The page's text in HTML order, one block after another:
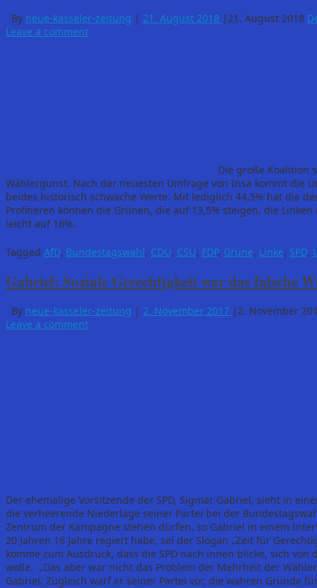
By neue-kasseler-zeitung | 21. August 2018 | 21. August 2018
Leave a comment
Die große Koalition
Wählergunst. Nach der neuesten Umfrage von Insa kommt die
beides historisch schwache Werte. Mit lediglich 44,5% hat die
Profitieren können die Grünen, die auf 13,5% steigen, die
leicht auf 16%.
Tagged AfD, Bundestagswahl, CDU, CSU, FDP, Grüne, Linke, SPD,
Gabriel: Soziale Gerechtigkeit war das falsche
By neue-kasseler-zeitung | 2. November 2017 |2. November
Leave a comment
Der ehemalige Vorsitzende der SPD, Sigmar Gabriel, sieht in
die verheerende Niederlage seiner Partei bei der
Zentrum der Kampagne stehen dürfen, so Gabriel in einem
20 Jahren 16 Jahre regiert habe, sei der Slogan „Zeit für
komme zum Ausdruck, dass die SPD nach innen blicke, sich
wolle. „Das aber war nicht das Problem der Mehrheit der
Gabriel. Zugleich warf er seiner Partei vor, die wahren Gründe